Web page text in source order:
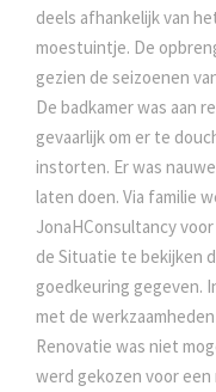
deels afhankelijk van
moestuintje. De
gezien de seizoenen
De badkamer was aan
gevaarlijk om er te
instorten. Er was
laten doen. Via familie
JonaHConsultancy
de Situatie te bekijken
goedkeuring gegeven.
met de
Renovatie was niet
werd gekozen voor